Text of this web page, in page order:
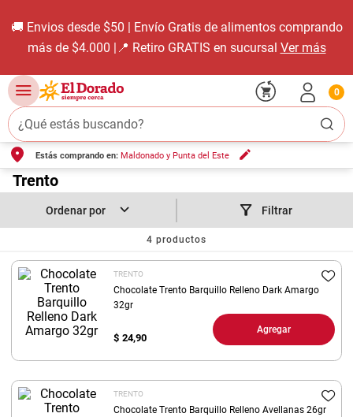
comprando
Ver más
Descargá nuestra App 📱
¿Qué estás buscando?
0
Estás comprando en: Maldonado y Punta del Este
Trento
Filtrar
4 productos
TRENTO
Chocolate Trento Barquillo Relleno Dark Amargo
32gr
$ 24,90
Agregar
TRENTO
Chocolate Trento Barquillo Relleno Avellanas 26gr
TÉRMINOS MÁS BUSCADOS
leche
4. queso
5. pollo
. bondiola
. fideos